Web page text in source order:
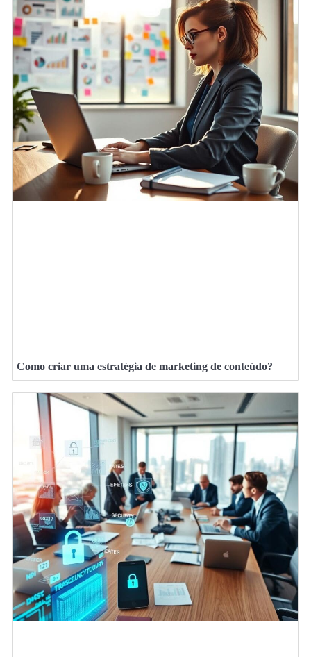
Como criar uma estratégia de marketing de conteúdo?